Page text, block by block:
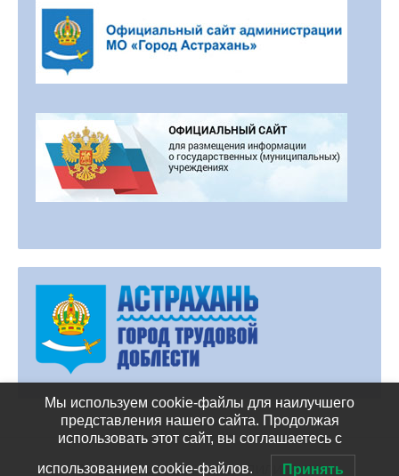
© 2026 Спортивная школа "ПИЛИГРИМ"
Мы используем cookie-файлы для наилучшего
представления нашего сайта. Продолжая
использовать этот сайт, вы соглашаетесь с
использованием cookie-файлов. Принять